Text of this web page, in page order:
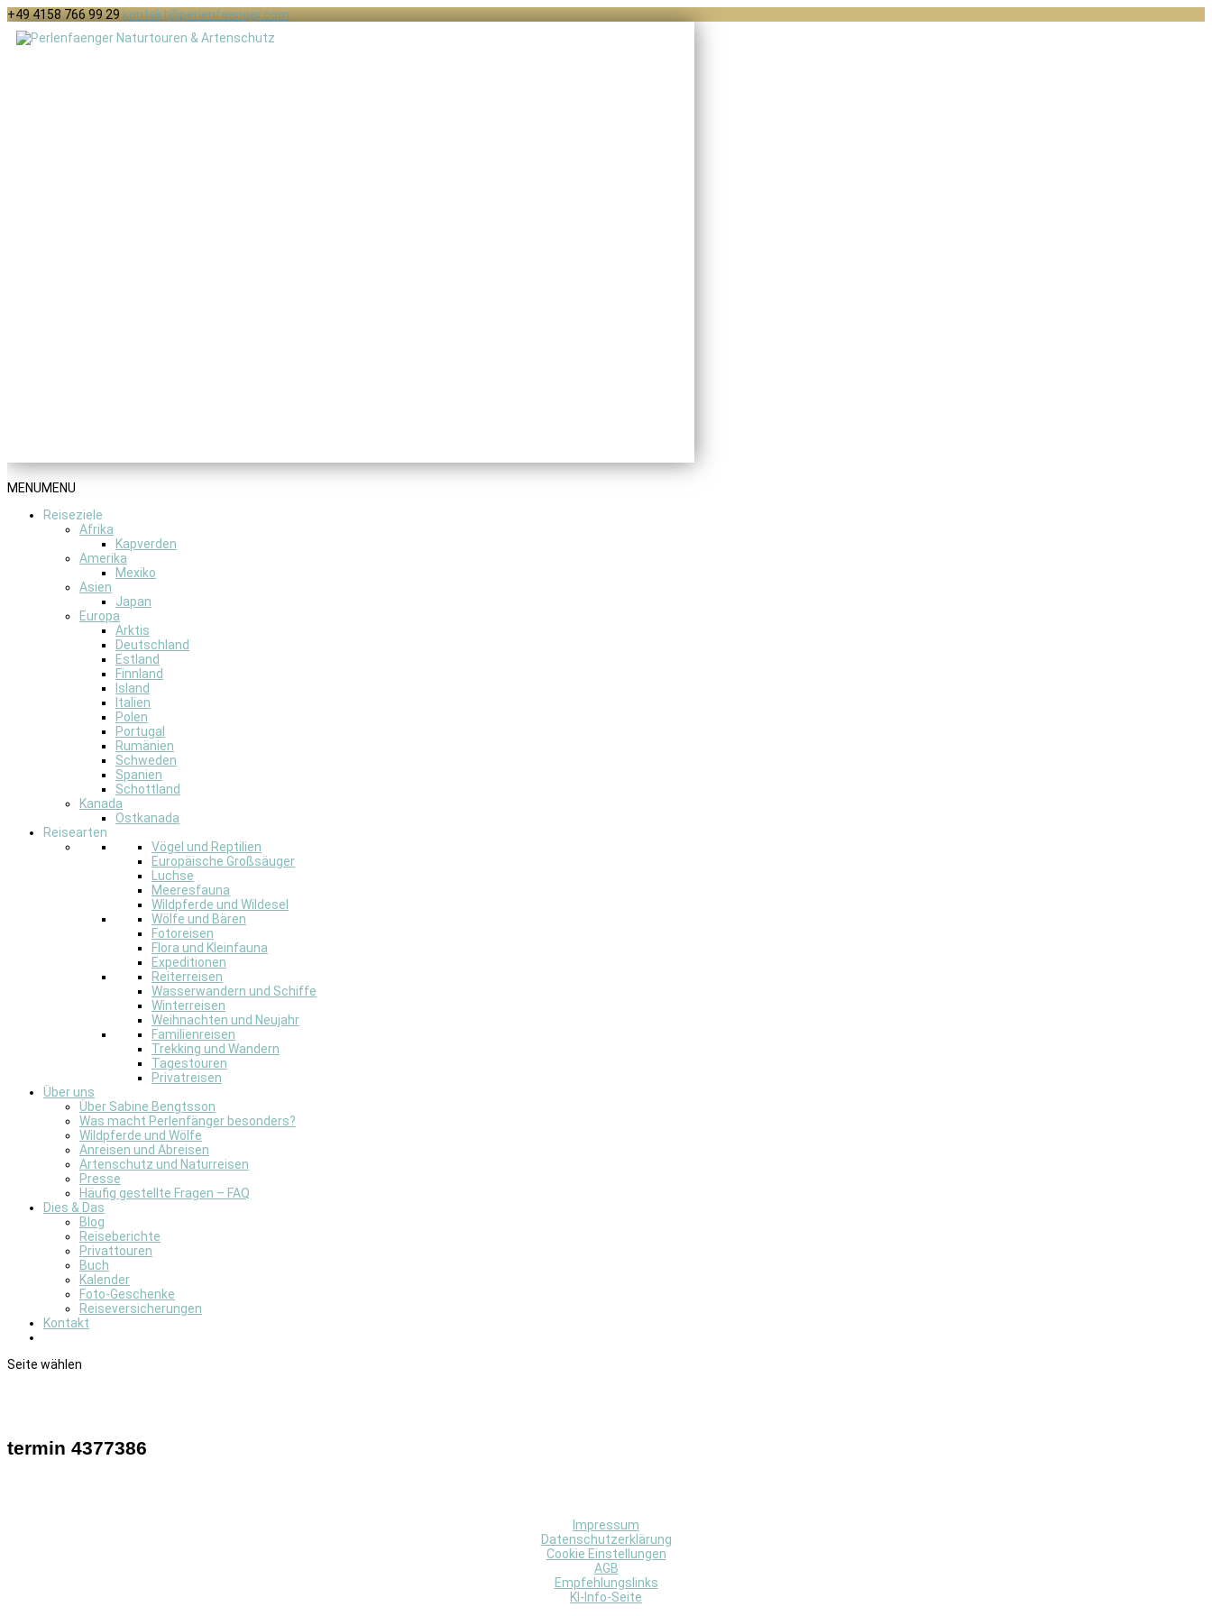
+49 4158 766 99 29 kontakt@perlenfaenger.com
MENUMENU
Reiseziele
Afrika
Kapverden
Amerika
Mexiko
Asien
Japan
Europa
Arktis
Deutschland
Estland
Finnland
Island
Italien
Polen
Portugal
Rumänien
Schweden
Spanien
Schottland
Kanada
Ostkanada
Reisearten
Vögel und Reptilien
Europäische Großsäuger
Luchse
Meeresfauna
Wildpferde und Wildesel
Wölfe und Bären
Fotoreisen
Flora und Kleinfauna
Expeditionen
Reiterreisen
Wasserwandern und Schiffe
Winterreisen
Weihnachten und Neujahr
Familienreisen
Trekking und Wandern
Tagestouren
Privatreisen
Über uns
Über Sabine Bengtsson
Was macht Perlenfänger besonders?
Wildpferde und Wölfe
Anreisen und Abreisen
Artenschutz und Naturreisen
Presse
Häufig gestellte Fragen – FAQ
Dies & Das
Blog
Reiseberichte
Privattouren
Buch
Kalender
Foto-Geschenke
Reiseversicherungen
Kontakt
Seite wählen
termin 4377386
Impressum
Datenschutzerklärung
Cookie Einstellungen
AGB
Empfehlungslinks
KI-Info-Seite